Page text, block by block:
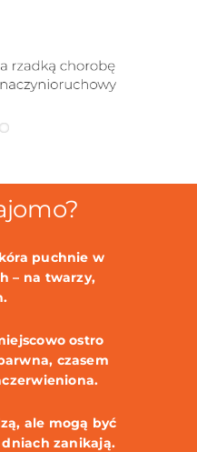
puchnie w
– na twarzy,
ostro
czasem
ale mogą być
zanikają.